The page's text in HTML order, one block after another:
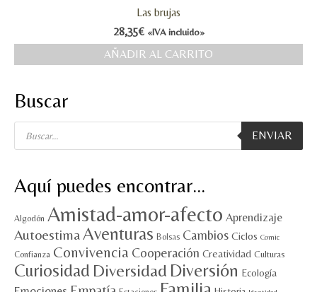
Las brujas
28,35€ «IVA incluido»
AÑADIR AL CARRITO
Buscar
Búsqueda
productos
ENVIAR
Aquí puedes encontrar…
Algodón Amistad-amor-afecto Aprendizaje
AutoestimaAventuras Bolsas Cambios Ciclos Comic
Confianza Convivencia Cooperación Creatividad Culturas
Curiosidad Diversidad Diversión Ecología